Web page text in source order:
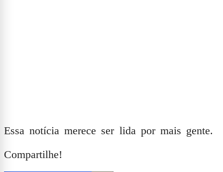
Essa notícia merece ser lida por mais gente.
Compartilhe!